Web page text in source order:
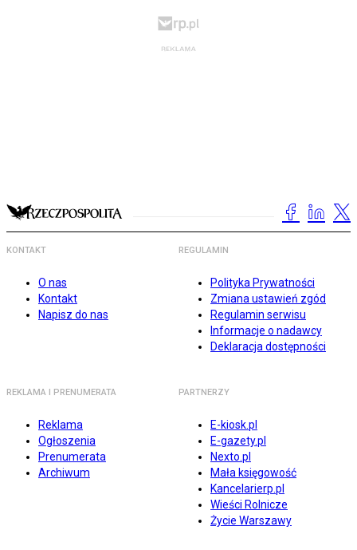
KONTAKT
O nas
Kontakt
Napisz do nas
REGULAMIN
Polityka Prywatności
Zmiana ustawień zgód
Regulamin serwisu
Informacje o nadawcy
Deklaracja dostępności
REKLAMA I PRENUMERATA
Reklama
Ogłoszenia
Prenumerata
Archiwum
PARTNERZY
E-kiosk.pl
E-gazety.pl
Nexto.pl
Mała księgowość
Kancelarierp.pl
Wieści Rolnicze
Życie Warszawy